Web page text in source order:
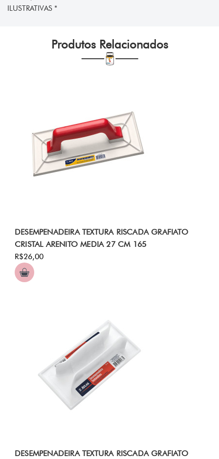
ILUSTRATIVAS *
Produtos Relacionados
DESEMPENADEIRA TEXTURA RISCADA GRAFIATO
CRISTAL ARENITO MEDIA 27 CM 165
R$26,00
DESEMPENADEIRA TEXTURA RISCADA GRAFIATO